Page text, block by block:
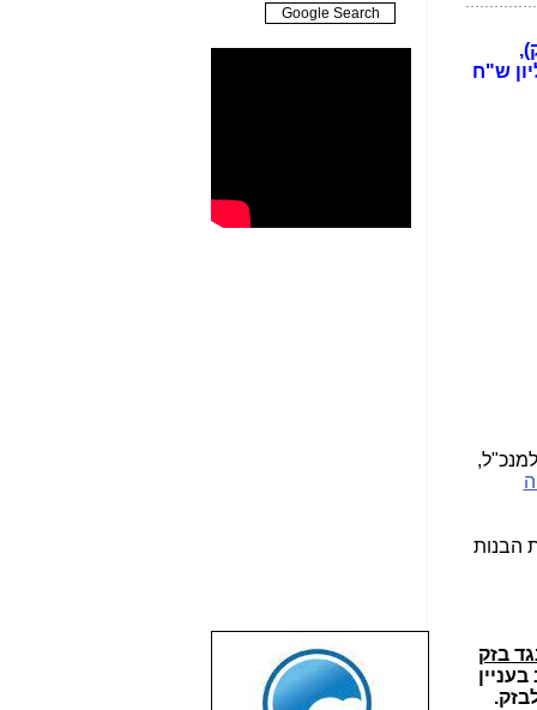
משרד התקשורת" מגיבה במהירות: הטילה הערב קנס של כ-11 מיליון ש"ח
הבנות
בזק
שבוע טוב לכל
הגולשים באשר